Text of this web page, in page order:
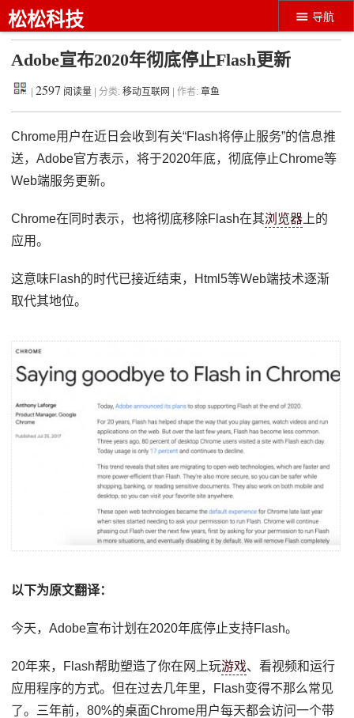
导航
松松科技
Adobe宣布2020年彻底停止Flash更新
|2597 阅读量 | 分类:移动互联网 | 作者:章鱼
Chrome用户在近日会收到有关“Flash将停止服务”的信息推
送，Adobe官方表示，将于2020年底，彻底停止Chrome等
Web端服务更新。
Chrome在同时表示，也将彻底移除Flash在其浏览器 上的
应用。
这意味Flash的时代已接近结束，Html5等Web端技术逐渐
取代其地位。
以下为原文翻译：
今天，Adobe宣布计划在2020年底停止支持Flash。
20年来，Flash帮助塑造了你在网上玩游戏、看视频和运行
应用程序的方式。但在过去几年里，Flash变得不那么常见
了。三年前，80%的桌面Chrome用户每天都会访问一个带